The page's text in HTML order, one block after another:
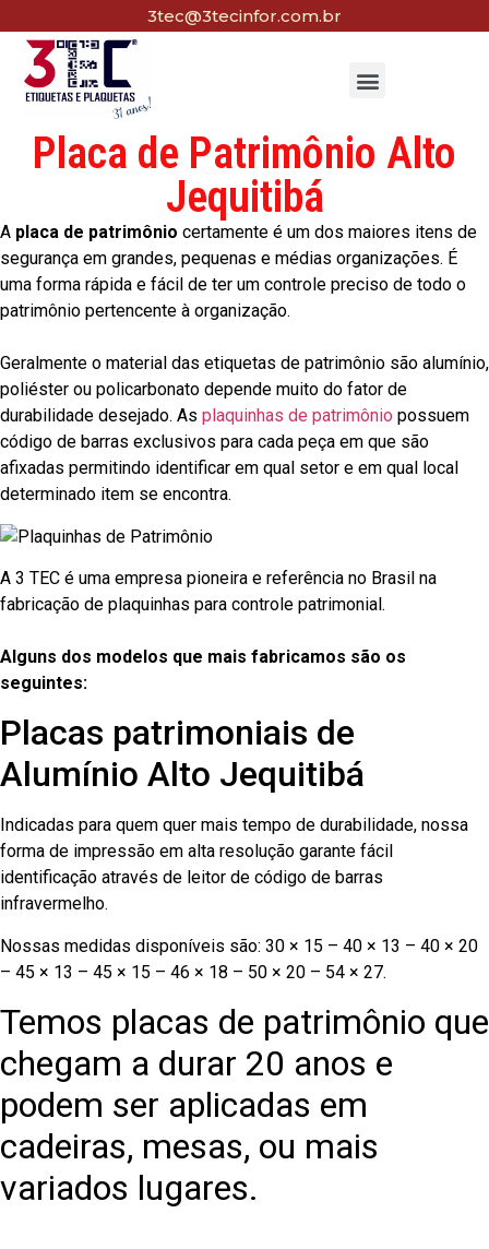
3tec@3tecinfor.com.br
Placa de Patrimônio Alto
Jequitibá
A placa de patrimônio certamente é um dos maiores itens de
segurança em grandes, pequenas e médias organizações. É
uma forma rápida e fácil de ter um controle preciso de todo o
patrimônio pertencente à organização.
Geralmente o material das etiquetas de patrimônio são alumínio,
poliéster ou policarbonato depende muito do fator de
durabilidade desejado. As plaquinhas de patrimônio possuem
código de barras exclusivos para cada peça em que são
afixadas permitindo identificar em qual setor e em qual local
determinado item se encontra.
A 3 TEC é uma empresa pioneira e referência no Brasil na
fabricação de plaquinhas para controle patrimonial.
Alguns dos modelos que mais fabricamos são os
seguintes:
Placas patrimoniais de
Alumínio Alto Jequitibá
Indicadas para quem quer mais tempo de durabilidade, nossa
forma de impressão em alta resolução garante fácil
identificação através de leitor de código de barras
infravermelho.
Nossas medidas disponíveis são: 30 × 15 – 40 × 13 – 40 × 20
– 45 × 13 – 45 × 15 – 46 × 18 – 50 × 20 – 54 × 27.
Temos placas de patrimônio que
chegam a durar 20 anos e
podem ser aplicadas em
cadeiras, mesas, ou mais
variados lugares.